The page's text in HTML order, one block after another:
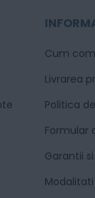
Cum
Livrarea
Politica
Formular
Garantii